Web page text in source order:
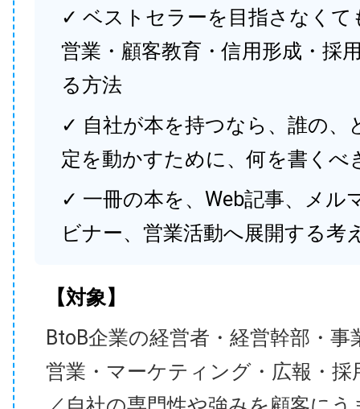
✓ ベストセラーを目指さなくて
営業・顧客教育・信用形成・採
る方法
✓ 自社が本を持つなら、誰の、
定を動かすために、何を書くべ
✓ 一冊の本を、Web記事、メル
ビナー、営業活動へ展開する考
【対象】
BtoB企業の経営者・経営幹部・事
営業・マーケティング・広報・採